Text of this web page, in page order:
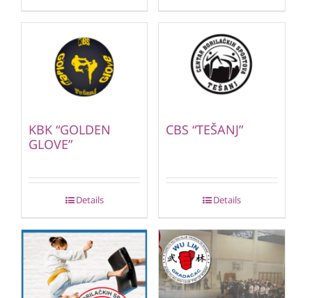
KBK “GOLDEN
GLOVE”
Details
CBS “TEŠANJ”
Details